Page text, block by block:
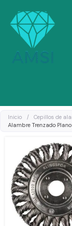
contenido
Inicio / Cepillos de
Alambre Trenzado